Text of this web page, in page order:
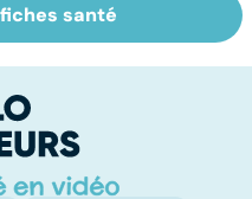
Tout savoir sur
infections
santé